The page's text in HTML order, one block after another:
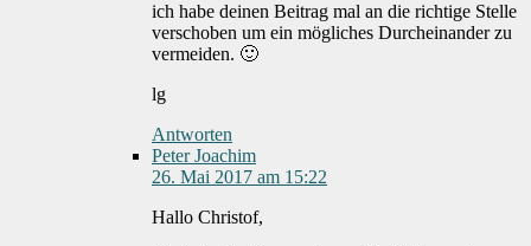
ich habe deinen Beitrag mal an die richtige Stelle
verschoben um ein mögliches Durcheinander zu
vermeiden. 🙂
lg
Antworten
Peter Joachim
26. Mai 2017 am 15:22
Hallo Christof,